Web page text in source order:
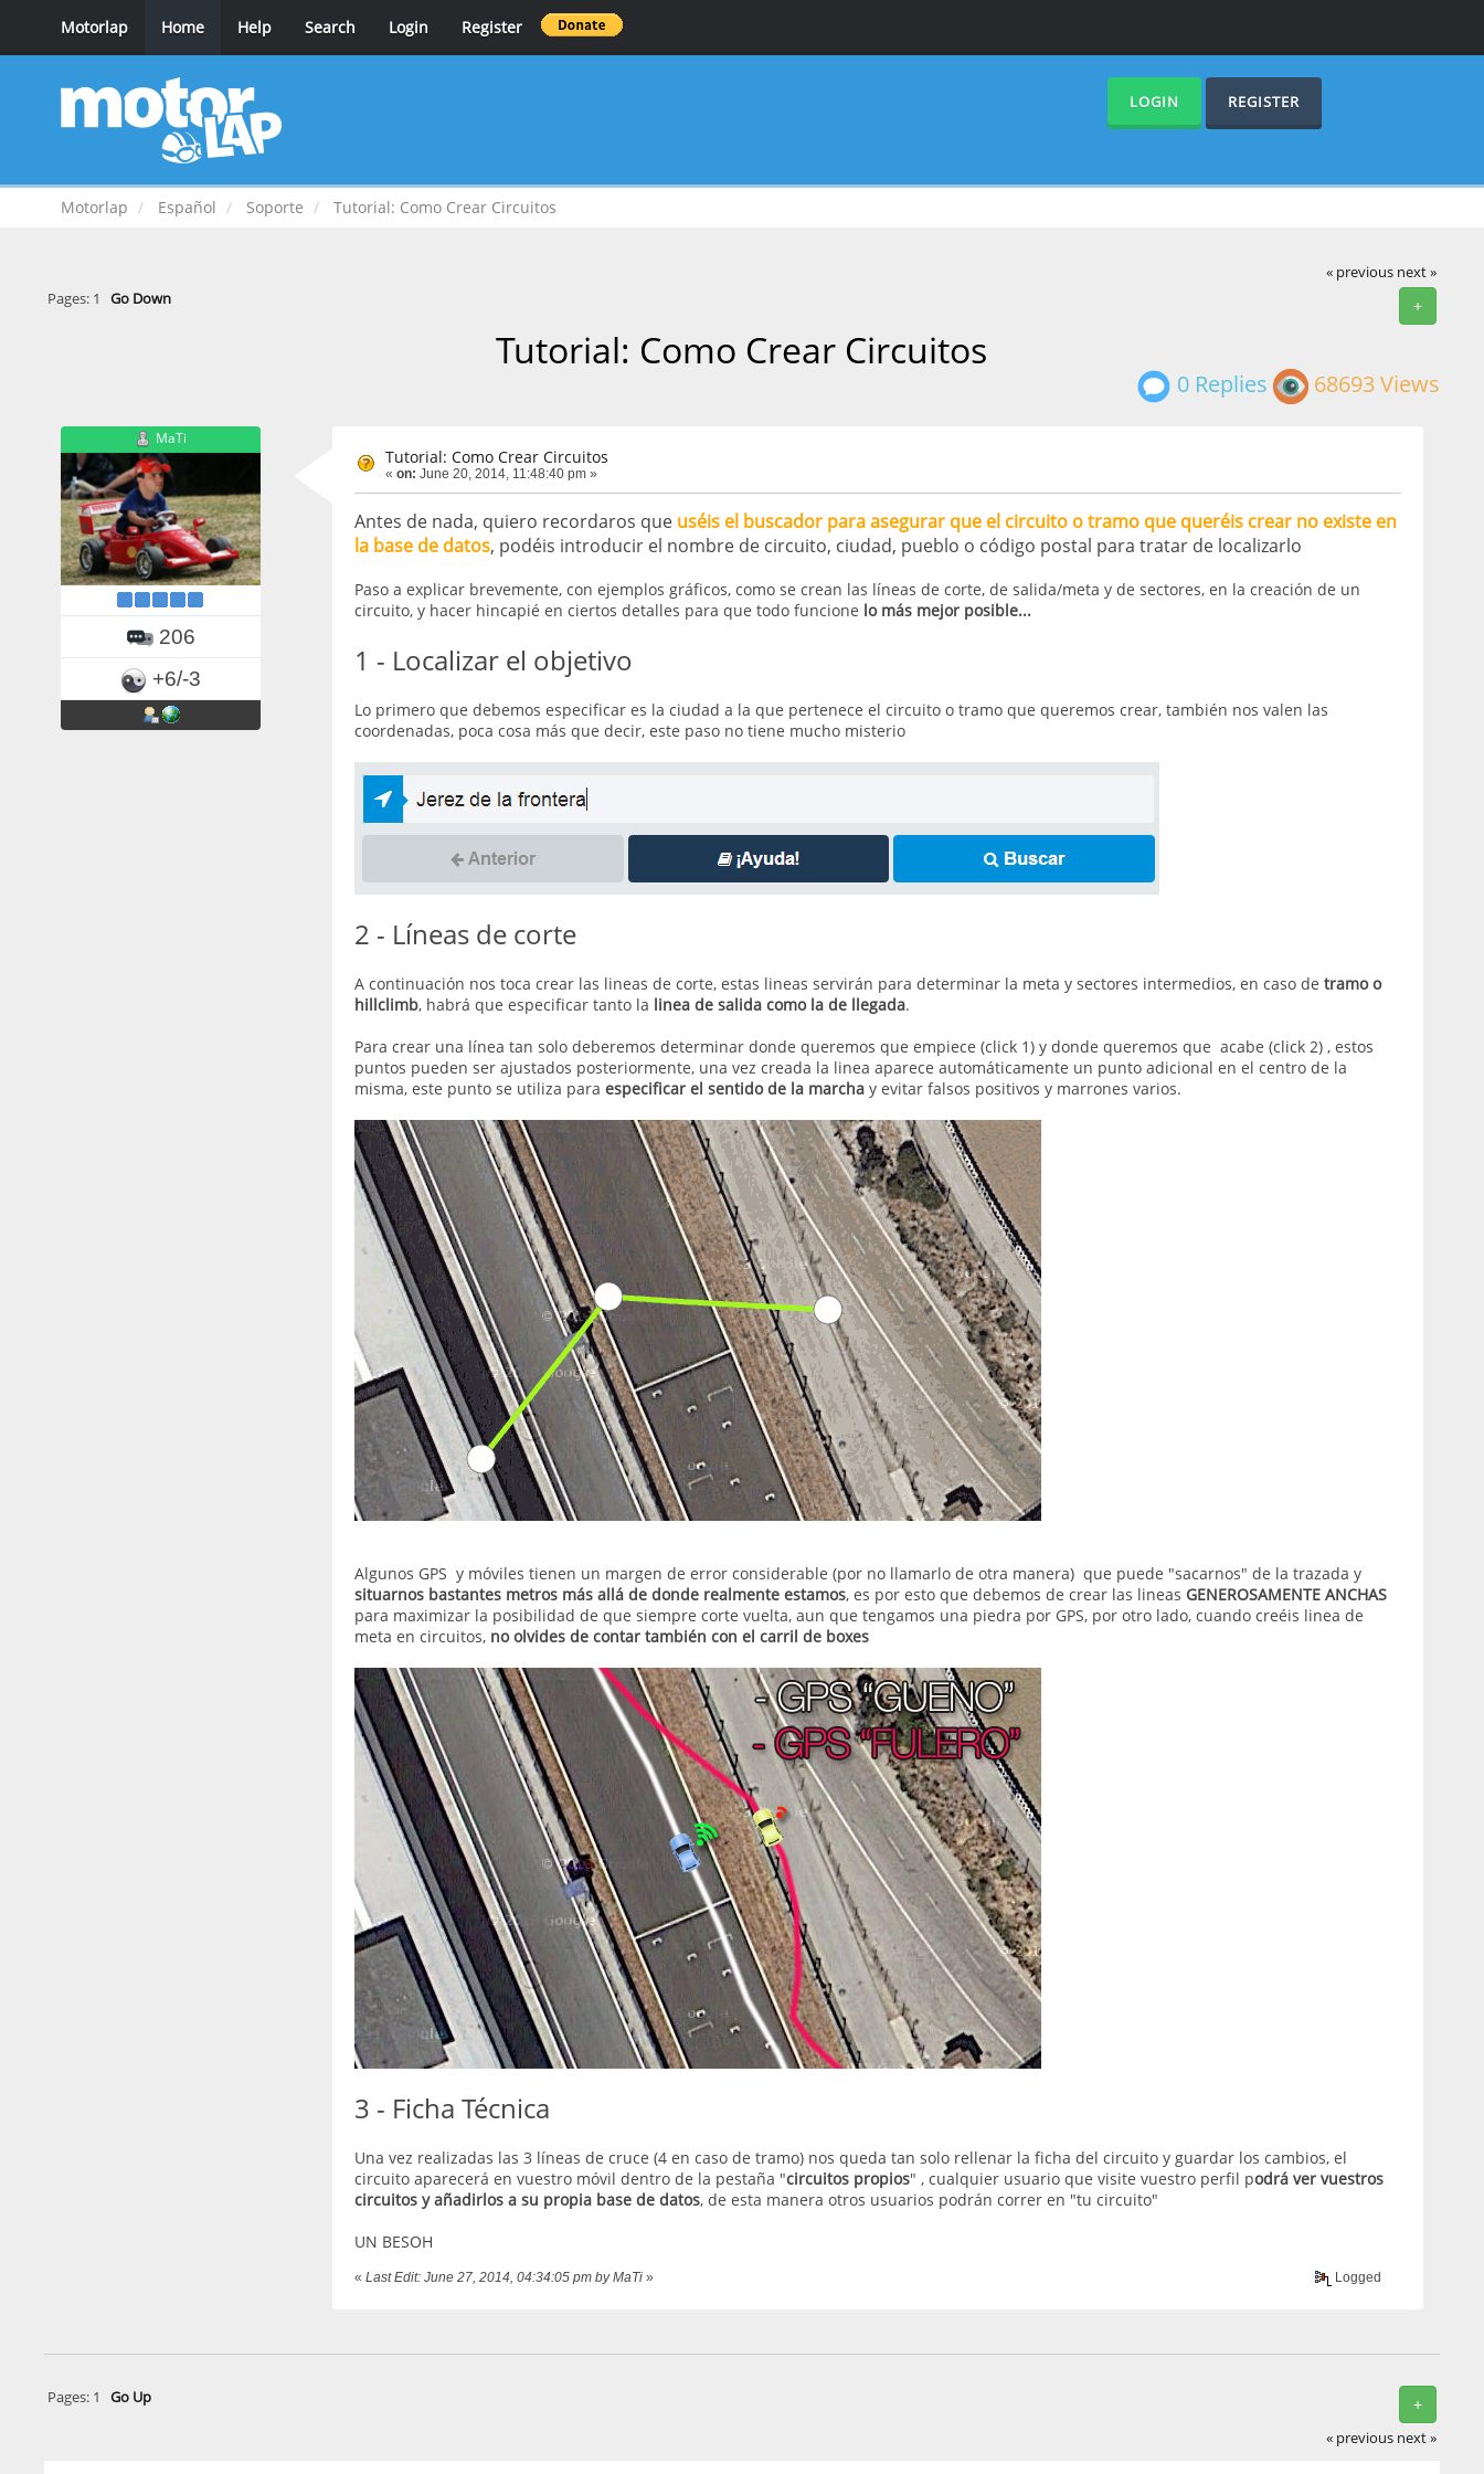
Motorlap Home Help Search Login Register
LOGIN REGISTER
Motorlap Español Soporte Tutorial: Como Crear Circuitos
« previous next »
+
Pages: 1 Go Down
Tutorial: Como Crear Circuitos
0 Replies 68693 Views
MaTi
206
+6/-3
Tutorial: Como Crear Circuitos
« on: June 20, 2014, 11:48:40 pm »
Antes de nada, quiero recordaros que uséis el buscador para asegurar que el circuito o tramo que queréis crear no existe en
la base de datos, podéis introducir el nombre de circuito, ciudad, pueblo o código postal para tratar de localizarlo
Paso a explicar brevemente, con ejemplos gráficos, como se crean las líneas de corte, de salida/meta y de sectores, en la creación de un
circuito, y hacer hincapié en ciertos detalles para que todo funcione lo más mejor posible...
1 - Localizar el objetivo
Lo primero que debemos especificar es la ciudad a la que pertenece el circuito o tramo que queremos crear, también nos valen las
coordenadas, poca cosa más que decir, este paso no tiene mucho misterio
2 - Líneas de corte
A continuación nos toca crear las lineas de corte, estas lineas servirán para determinar la meta y sectores intermedios, en caso de tramo o
hillclimb, habrá que especificar tanto la linea de salida como la de llegada.
Para crear una línea tan solo deberemos determinar donde queremos que empiece (click 1) y donde queremos que acabe (click 2) , estos
puntos pueden ser ajustados posteriormente, una vez creada la linea aparece automáticamente un punto adicional en el centro de la
misma, este punto se utiliza para especificar el sentido de la marchay evitar falsos positivos y marrones varios.
Algunos GPS y móviles tienen un margen de error considerable (por no llamarlo de otra manera) que puede "sacarnos" de la trazada y
situarnos bastantes metros más allá de donde realmente estamos, es por esto que debemos de crear las lineas GENEROSAMENTE ANCHAS
para maximizar la posibilidad de que siempre corte vuelta, aun que tengamos una piedra por GPS, por otro lado, cuando creéis linea de
meta en circuitos, no olvides de contar también con el carril de boxes
3 - Ficha Técnica
Una vez realizadas las 3 líneas de cruce (4 en caso de tramo) nos queda tan solo rellenar la ficha del circuito y guardar los cambios, el
circuito aparecerá en vuestro móvil dentro de la pestaña "circuitos propios" , cualquier usuario que visite vuestro perfil podrá ver vuestros
circuitos y añadirlos a su propia base de datos, de esta manera otros usuarios podrán correr en "tu circuito"
UN BESOH
« Last Edit: June 27, 2014, 04:34:05 pm by MaTi» Logged
+
Pages: 1 Go Up
« previous next »